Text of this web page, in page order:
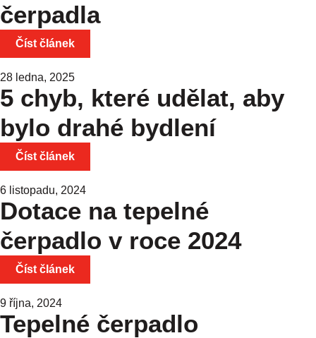
čerpadla
Číst článek
28 ledna, 2025
5 chyb, které udělat, aby
bylo drahé bydlení
Číst článek
6 listopadu, 2024
Dotace na tepelné
čerpadlo v roce 2024
Číst článek
9 října, 2024
Tepelné čerpadlo